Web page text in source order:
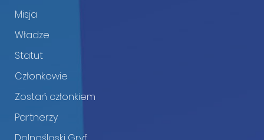
Misja
Władze
Statut
Członkowie
Zostań członkiem
Partnerzy